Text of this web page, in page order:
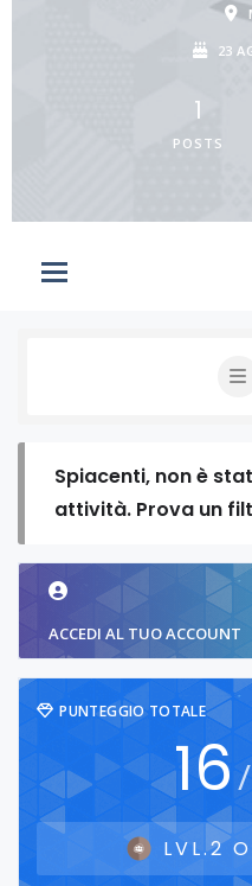
23
1
POSTS
Spiacenti, non è
attività. Prova un
ACCEDI AL TUO ACCOUNT
PUNTEGGIO TOTALE
16/
LVL.2